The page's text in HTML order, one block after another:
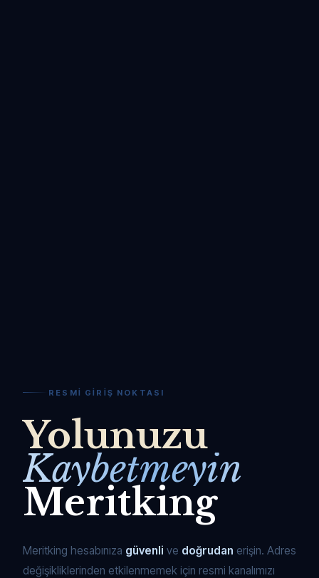
RESMI GIRIŞ NOKTASI
Yolunuzu
Kaybetmeyin
Meritking
Meritking hesabınıza güvenli ve doğrudan erişin. Adres
değişikliklerinden etkilenmemek için resmi kanalımızı